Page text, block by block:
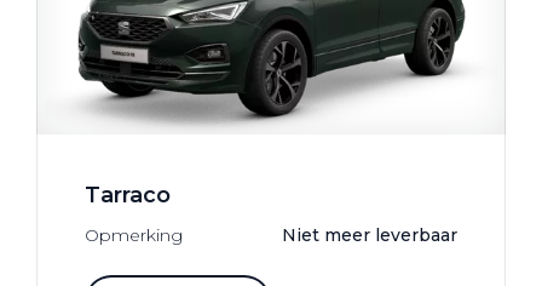
Tarraco
Opmerking Niet meer leverbaar